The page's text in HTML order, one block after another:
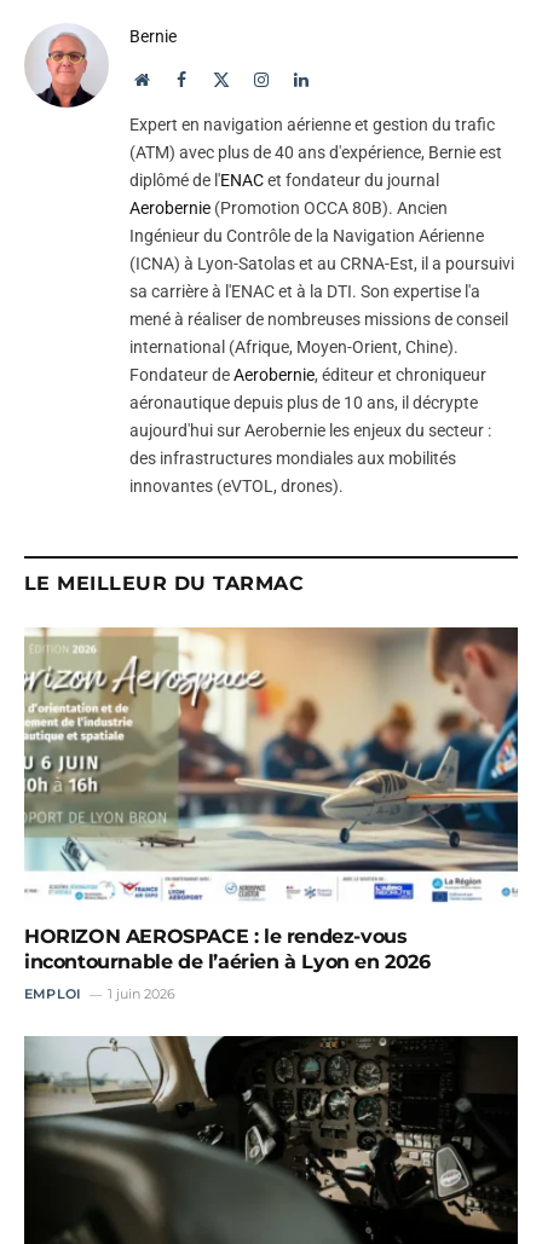
Bernie
WebsiteFacebook InstagramLinkedIn
Expert en navigation aérienne et gestion du trafic
(ATM) avec plus de 40 ans d'expérience, Bernie est
diplômé de l'ENACet fondateur du journal
Aerobernie (Promotion OCCA 80B). Ancien
Ingénieur du Contrôle de la Navigation Aérienne
(ICNA) à Lyon-Satolas et au CRNA-Est, il a poursuivi
sa carrière à l'ENAC et à la DTI. Son expertise l'a
mené à réaliser de nombreuses missions de conseil
international (Afrique, Moyen-Orient, Chine).
Fondateur deAerobernie, éditeur et chroniqueur
aéronautique depuis plus de 10 ans, il décrypte
aujourd'hui sur Aerobernie les enjeux du secteur :
des infrastructures mondiales aux mobilités
innovantes (eVTOL, drones).
LE MEILLEUR DU TARMAC
HORIZON AEROSPACE : le rendez-vous
incontournable de l’aérien à Lyon en 2026
EMPLOI 1 juin 2026